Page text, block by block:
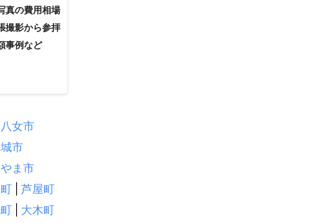
真の費用相場
撮影から参拝
事例など
八女市
市
ま市
芦屋町
大木町